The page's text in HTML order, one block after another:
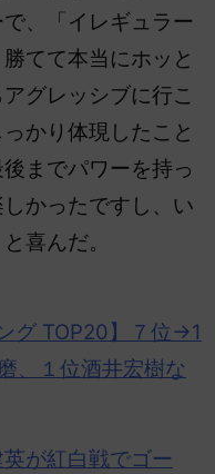
、「イレギュラー
てて本当にホッと
グレッシブに行こ
かり体現したこと
までパワーを持っ
かったですし、い
喜んだ。
グ TOP20】７位→1
、１位酒井宏樹な
が紅白戦でゴー